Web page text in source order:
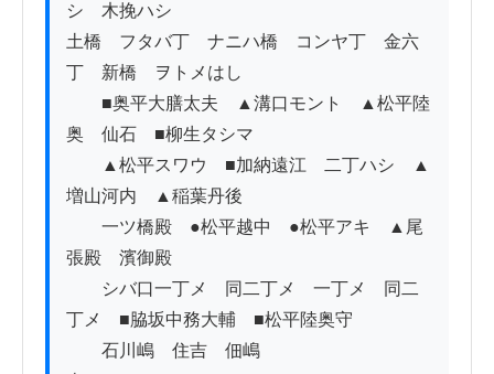
シ　木挽ハシ
土橋　フタバ丁　ナニハ橋　コンヤ丁　金六
丁　新橋　ヲトメはし
■奥平大膳太夫　▲溝口モント　▲松平陸
奥　仙石　■柳生タシマ
▲松平スワウ　■加納遠江　二丁ハシ　▲
増山河内　▲稲葉丹後
一ツ橋殿　●松平越中　●松平アキ　▲尾
張殿　濱御殿
シバ口一丁メ　同二丁メ　一丁メ　同二
丁メ　■脇坂中務大輔　■松平陸奥守
石川嶋　住吉　佃嶋